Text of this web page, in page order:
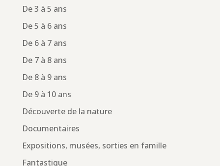
De 3 à 5 ans
De 5 à 6 ans
De 6 à 7 ans
De 7 à 8 ans
De 8 à 9 ans
De 9 à 10 ans
Découverte de la nature
Documentaires
Expositions, musées, sorties en famille
Fantastique